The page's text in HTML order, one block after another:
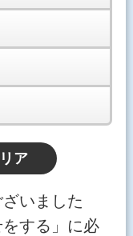
いました
する」に必